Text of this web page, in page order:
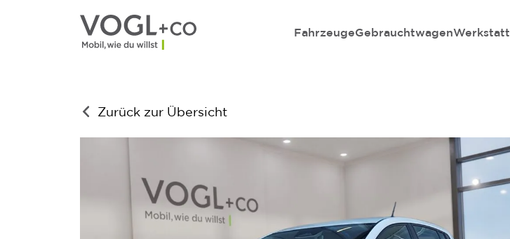
FahrzeugeGebrauchtwagenWerkstatt
Zurück zur Übersicht